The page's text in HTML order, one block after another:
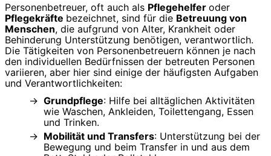
Personenbetreuer, oft auch als Pflegehelfer oder
Pflegekräfte bezeichnet, sind für die Betreuung von
Menschen, die aufgrund von Alter, Krankheit oder
Behinderung Unterstützung benötigen, verantwortlich.
Die Tätigkeiten von Personenbetreuern können je nach
den individuellen Bedürfnissen der betreuten Personen
variieren, aber hier sind einige der häufigsten Aufgaben
und Verantwortlichkeiten:
Grundpflege: Hilfe bei alltäglichen Aktivitäten
wie Waschen, Ankleiden, Toilettengang, Essen
und Trinken.
Mobilität und Transfers: Unterstützung bei der
Bewegung und beim Transfer in und aus dem